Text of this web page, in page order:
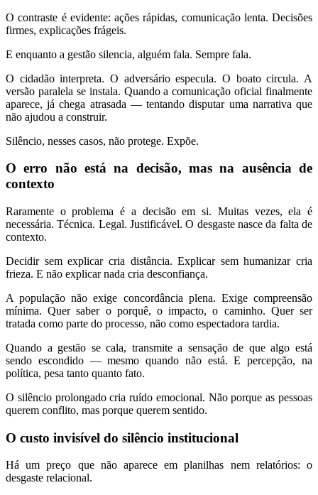
O contraste é evidente: ações rápidas, comunicação lenta. Decisões
firmes, explicações frágeis.
E enquanto a gestão silencia, alguém fala. Sempre fala.
O cidadão interpreta. O adversário especula. O boato circula. A
versão paralela se instala. Quando a comunicação oficial finalmente
aparece, já chega atrasada — tentando disputar uma narrativa que
não ajudou a construir.
Silêncio, nesses casos, não protege. Expõe.
O erro não está na decisão, mas na ausência de
contexto
Raramente o problema é a decisão em si. Muitas vezes, ela é
necessária. Técnica. Legal. Justificável. O desgaste nasce da falta de
contexto.
Decidir sem explicar cria distância. Explicar sem humanizar cria
frieza. E não explicar nada cria desconfiança.
A população não exige concordância plena. Exige compreensão
mínima. Quer saber o porquê, o impacto, o caminho. Quer ser
tratada como parte do processo, não como espectadora tardia.
Quando a gestão se cala, transmite a sensação de que algo está
sendo escondido — mesmo quando não está. E percepção, na
política, pesa tanto quanto fato.
O silêncio prolongado cria ruído emocional. Não porque as pessoas
querem conflito, mas porque querem sentido.
O custo invisível do silêncio institucional
Há um preço que não aparece em planilhas nem relatórios: o
desgaste relacional.